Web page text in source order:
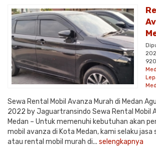
Sewa Rental Mobil Avanza Murah di Medan
2022 by Jaguartransindo Sewa Rental Mobil
Medan – Untuk memenuhi kebutuhan akan
mobil avanza di Kota Medan, kami selaku jasa
atau rental mobil murah di... selengkapnya